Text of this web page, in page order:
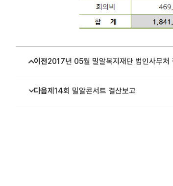
이전2017년 05월 밀알복지재단 법인사무처
다음제14회 밀알콘서트 결산보고